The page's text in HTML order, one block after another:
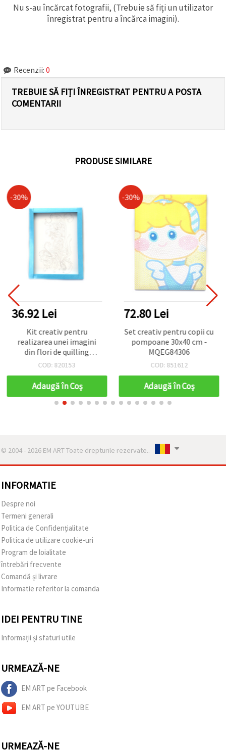
Nu s-au încărcat fotografii, (Trebuie să fiți un utilizator
înregistrat pentru a încărca imagini).
Recenzii: 0
TREBUIE SĂ FIȚI ÎNREGISTRAT PENTRU A POSTA
COMENTARII
PRODUSE SIMILARE
-30%
36.92 Lei
Kit creativ pentru
realizarea unei imagini
din flori de quilling
30x22,5x2,5 cm - rama
instrument de quilling,
ace colorate 40 bucati,
pensete, lipici si fasii de
COD: 820153
Adaugă în Coş
-30%
72.80 Lei
Set creativ pentru copii cu
pompoane 30x40 cm -
MQEG84306
COD: 851612
Adaugă în Coş
© 2004 - 2026 EM ART Toate drepturile rezervate..
INFORMATIE
Despre noi
Termeni generali
Politica de Confidențialitate
Politica de utilizare cookie-uri
Program de loialitate
întrebări frecvente
Comandă și livrare
Informatie referitor la comanda
IDEI PENTRU TINE
Informații și sfaturi utile
URMEAZĂ-NE
EM ART pe Facebook
EM ART pe YOUTUBE
URMEAZĂ-NE